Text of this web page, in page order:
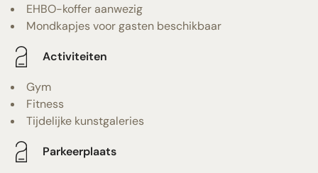
EHBO-koffer aanwezig
Mondkapjes voor gasten beschikbaar
Activiteiten
Gym
Fitness
Tijdelijke kunstgaleries
Parkeerplaats